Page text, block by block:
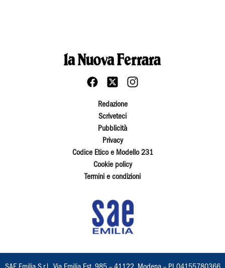
Redazione
Scriveteci
Pubblicità
Privacy
Codice Etico e Modello 231
Cookie policy
Termini e condizioni